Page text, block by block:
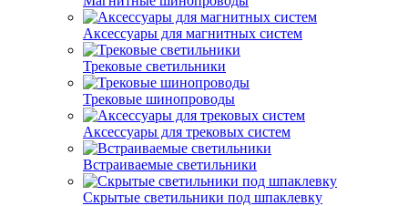
Аксессуары для магнитных систем
Трековые светильники
Трековые шинопроводы
Аксессуары для трековых систем
Встраиваемые светильники
Скрытые светильники под шпаклевку